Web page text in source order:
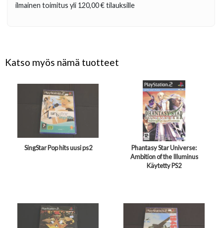
ilmainen toimitus yli 120,00 €tilauksille
Katso myös nämä tuotteet
SingStar Pop hits uusi ps2
Phantasy Star Universe:
Ambition of the Illuminus
Käytetty PS2